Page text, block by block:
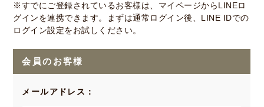
※すでにご登録されているお客様は、マイページからLINEロ
グインを連携できます。まずは通常ログイン後、LINE IDでの
ログイン設定をお試しください。
会員のお客様
メールアドレス：